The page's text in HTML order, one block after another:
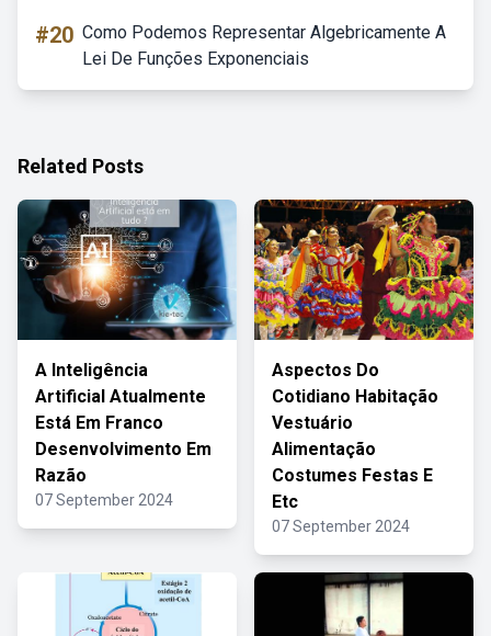
#20 Como Podemos Representar Algebricamente A
Lei De Funções Exponenciais
Related Posts
A Inteligência
Artificial Atualmente
Está Em Franco
Desenvolvimento Em
Razão
07 September 2024
Aspectos Do
Cotidiano Habitação
Vestuário
Alimentação
Costumes Festas E
Etc
07 September 2024